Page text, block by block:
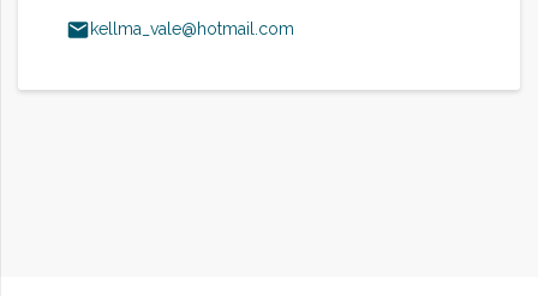
kellma_vale@hotmail.com